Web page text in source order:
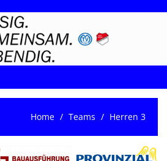
Haie
Home Teams Herren 3